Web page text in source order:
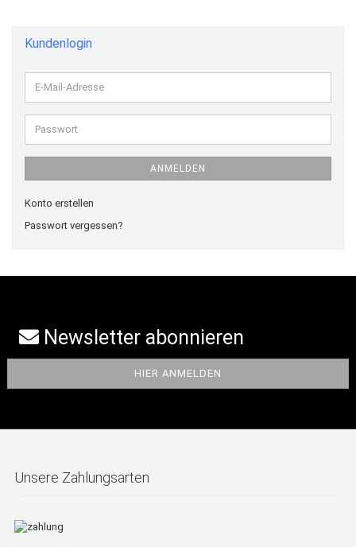
Kundenlogin
E-
Mail-
Adresse
Passwort
ANMELDEN
Konto erstellen
Passwort vergessen?
Newsletter abonnieren
Unsere Zahlungsarten